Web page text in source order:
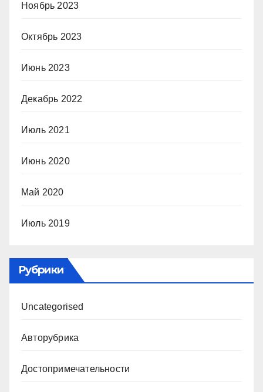
Ноябрь 2023
Октябрь 2023
Июнь 2023
Декабрь 2022
Июль 2021
Июнь 2020
Май 2020
Июль 2019
Рубрики
Uncategorised
Авторубрика
Достопримечательности